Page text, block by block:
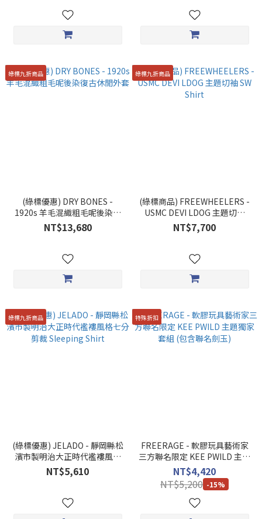
綠標九折商品
(綠標優惠) DRY BONES -
1920s 羊毛混織粗毛呢後染復
古休閒外套
NT$13,680
綠標九折商品
(綠標商品) FREEWHEELERS -
USMC DEVI LDOG 主題切袖
SW Shirt
NT$7,700
綠標九折商品
(綠標優惠) JELADO - 靜岡縣松
濱市製明治大正時代襤褸風格
七分剪裁 Sleeping Shirt
NT$5,610
特殊折扣
FREERAGE - 軟膠玩具藝術家
三方聯名限定 KEE PWILD 主題
獨家套組 (包含聯名劍玉)
NT$4,420
NT$5,200 -15%